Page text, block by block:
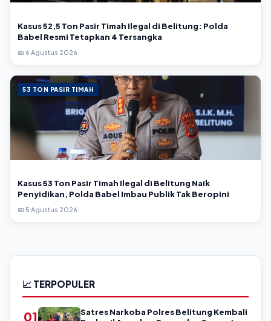
Kasus 52,5 Ton Pasir Timah Ilegal di Belitung: Polda
Babel Resmi Tetapkan 4 Tersangka
📅 6 Agustus 2026
53 TON PASIR TIMAH
Kasus 53 Ton Pasir Timah Ilegal di Belitung Naik
Penyidikan, Polda Babel Imbau Publik Tak Beropini
📅 5 Agustus 2026
📈 TERPOPULER
01
Satres Narkoba Polres Belitung Kembali